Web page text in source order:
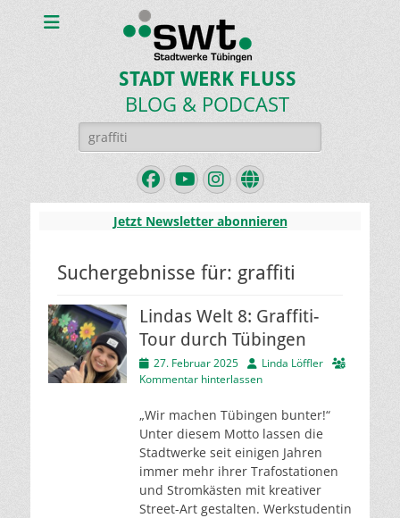
STADT WERK FLUSS
BLOG & PODCAST
Suchen
nach:
Facebook
YouTube
Instagram
Website
Jetzt Newsletter abonnieren
Suchergebnisse für: graffiti
Lindas Welt 8: Graffiti-
Tour durch Tübingen
Veröffentlicht
am
27. Februar 2025 AutorLinda Löffler
Kommentar hinterlassen
„Wir machen Tübingen bunter!“
Unter diesem Motto lassen die
Stadtwerke seit einigen Jahren
immer mehr ihrer Trafostationen
und Stromkästen mit kreativer
Street-Art gestalten. Werkstudentin